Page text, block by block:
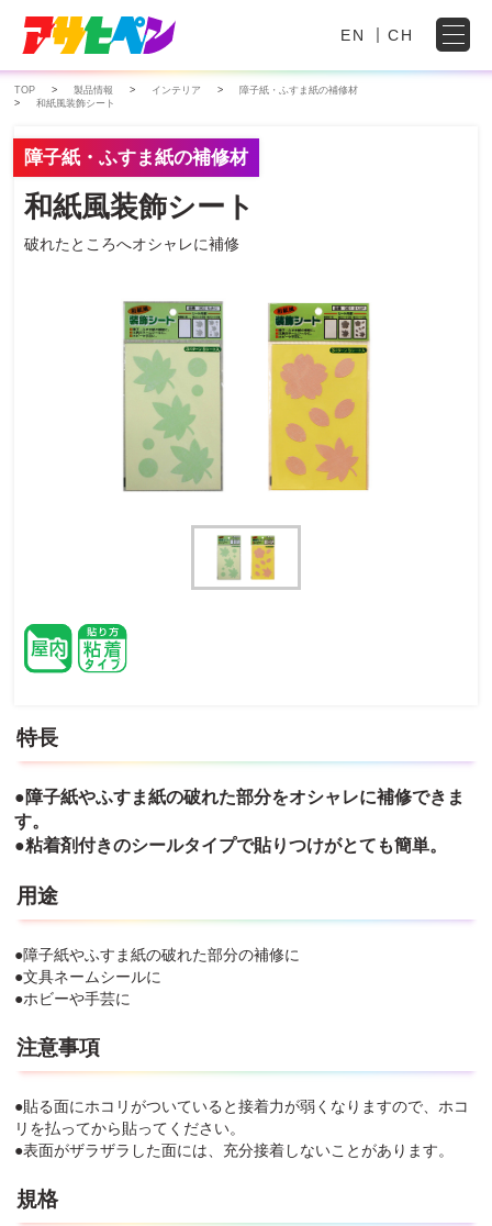
EN CH
TOP 製品情報 インテリア
障子紙・ふすま紙の補修材
和紙風装飾シート
障子紙・ふすま紙の補修材
和紙風装飾シート
破れたところへオシャレに補修
特長
●障子紙やふすま紙の破れた部分をオシャレに補修できま
す。
●粘着剤付きのシールタイプで貼りつけがとても簡単。
用途
●障子紙やふすま紙の破れた部分の補修に
●文具ネームシールに
●ホビーや手芸に
注意事項
●貼る面にホコリがついていると接着力が弱くなりますので、ホコ
リを払ってから貼ってください。
●表面がザラザラした面には、充分接着しないことがあります。
規格